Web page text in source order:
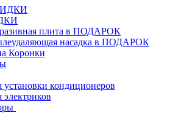
плита в ПОДАРОК
насадка в ПОДАРОК
Коронки
кондиционеров